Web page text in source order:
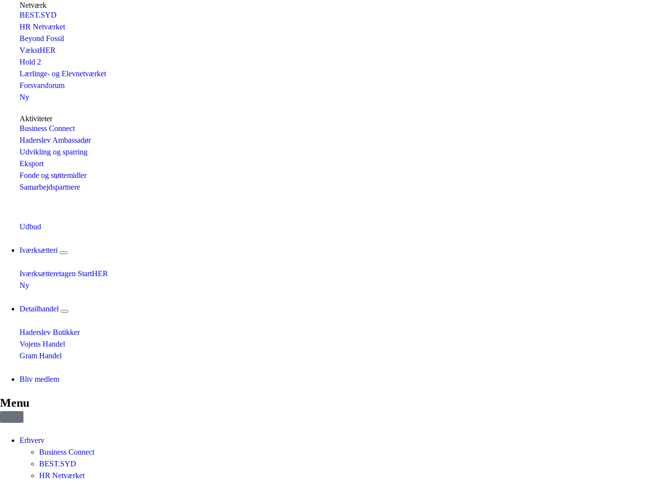
Netværk
BEST.SYD
HR Netværket
Beyond Fossil
VækstHER
Hold 2
Lærlinge- og Elevnetværket
Forsvarsforum
Ny
Aktiviteter
Business Connect
Haderslev Ambassadør
Udvikling og sparring
Eksport
Fonde og støttemidler
Samarbejdspartnere
Udbud
Iværksætteri
Iværksætteretagen StartHER
Ny
Detailhandel
Haderslev Butikker
Vojens Handel
Gram Handel
Bliv medlem
Menu
Erhverv
Business Connect
BEST.SYD
HR Netværket